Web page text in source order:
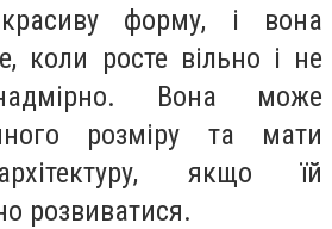
форму, і вона
коли росте вільно і не
надмірно. Вона може
розміру та мати
якщо їй
розвиватися.